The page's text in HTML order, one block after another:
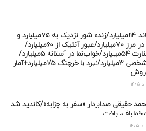
جیمز باند ۱۱۴میلیارد/زنده شور نزدیک به ۷۵میلیارد و
استخر در مرز ۷۰میلیارد/عبور آنتیک از ۶۰میلیارد/
تهران‌کنارت ۵۴میلیارد/خواب‌نما در آستانه ۵میلیارد/
لباس شخصی ۳میلیارد/نبرد با خرچنگ ۱/۵میلیارد+آمار
حقیقی صدابردار «سفر به چزابه»/کاندید شد
باخت